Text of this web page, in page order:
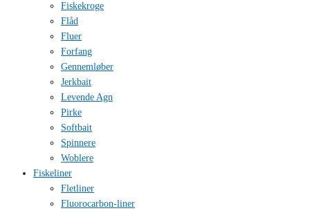
Fiskekroge
Flåd
Fluer
Forfang
Gennemløber
Jerkbait
Levende Agn
Pirke
Softbait
Spinnere
Woblere
Fiskeliner
Fletliner
Fluorocarbon-liner